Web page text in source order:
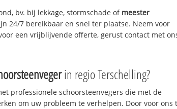
bv. bij lekkage, stormschade of meester
24/7 bereikbaar en snel ter plaatse. Neem voor
een vrijblijvende offerte, gerust contact met
in regio Terschelling?
professionele schoorsteenvegers die met de
om uw probleem te verhelpen. Door voor ons